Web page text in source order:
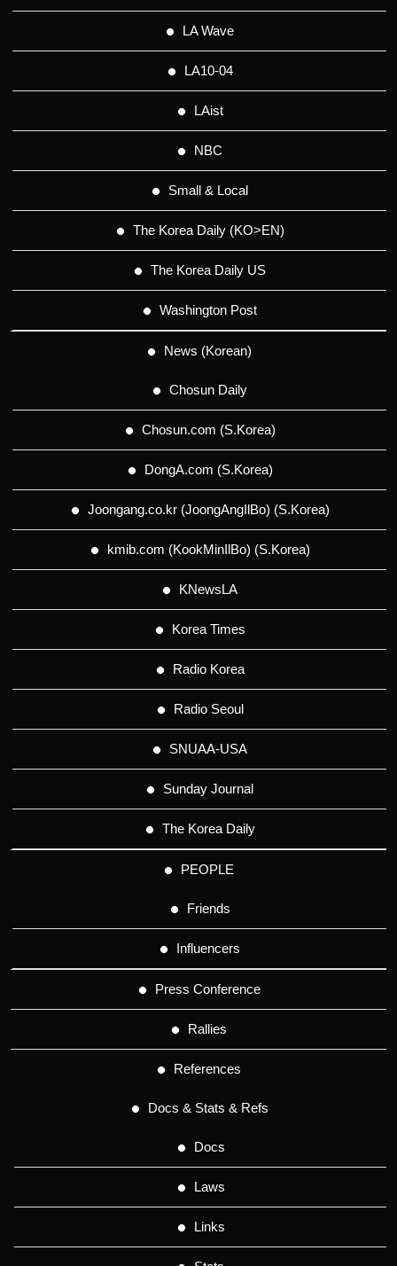
LA Wave
LA10-04
LAist
NBC
Small & Local
The Korea Daily (KO>EN)
The Korea Daily US
Washington Post
News (Korean)
Chosun Daily
Chosun.com (S.Korea)
DongA.com (S.Korea)
Joongang.co.kr (JoongAngIlBo) (S.Korea)
kmib.com (KookMinIlBo) (S.Korea)
KNewsLA
Korea Times
Radio Korea
Radio Seoul
SNUAA-USA
Sunday Journal
The Korea Daily
PEOPLE
Friends
Influencers
Press Conference
Rallies
References
Docs & Stats & Refs
Docs
Laws
Links